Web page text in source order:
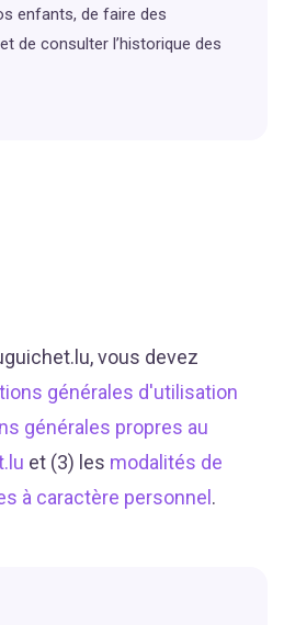
enfants, de faire des
de consulter l’historique des
vous devez
générales d'utilisation
générales propres au
et (3) les modalités de
à caractère personnel .